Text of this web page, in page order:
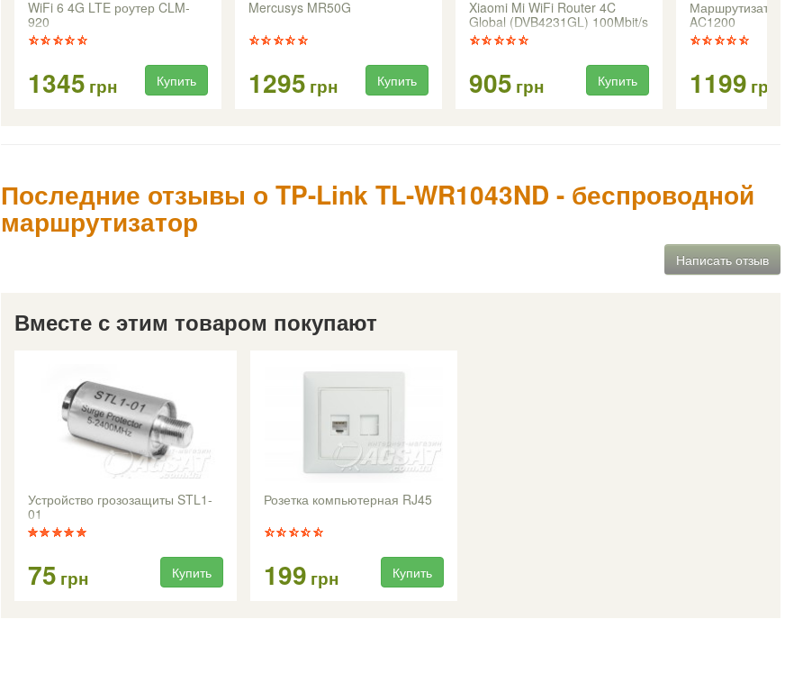
WiFi 6 4G LTE роутер CLM-
920
1345 грн Купить
Mercusys MR50G
1295 грн Купить
Xiaomi Mi WiFi Router 4C
Global (DVB4231GL) 100Mbit/s
905 грн Купить
Маршрутизатор
AC1200
1199 грн
Последние отзывы о TP-Link TL-WR1043ND - беспроводной
маршрутизатор
Написать отзыв
Вместе с этим товаром покупают
Устройство грозозащиты STL1-
01
75 грн Купить
Розетка компьютерная RJ45
199 грн Купить